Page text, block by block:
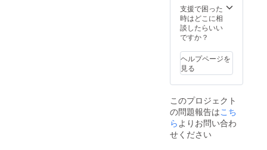
Kのアカ
ウント
が食べ
放題
なりま
す。
ご利用
時にお
ださ
い。
まして
は別途
購入を
お願い
す。 ※
このリ
ターン
は本人
用可能
です。
他人
に譲渡
するこ
ンのみ
食べ放
題とな
りま
麺増
し・肉
増し・
限定
ンにつ
きまし
ては
差額を
お支払
(1人分)
は別途
ご用意
くださ
講演会
の月日
は購入
後にご
上で決
定。 ※
オンラ
インで
の講演
支援で困った
時はどこに相
談したらいい
ですか？
ヘルプページを
見る
このプロジェクト
の問題報告はこち
ら よりお問い合わ
せください